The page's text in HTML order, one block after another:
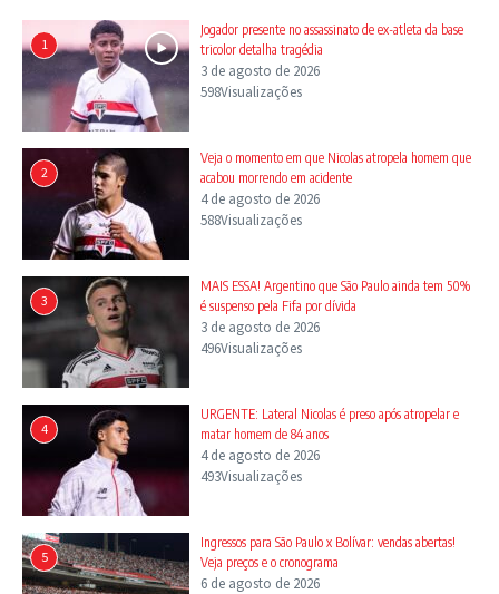
1
Jogador presente no assassinato de ex-atleta da base
tricolor detalha tragédia
3 de agosto de 2026
598Visualizações
2
Veja o momento em que Nicolas atropela homem que
acabou morrendo em acidente
4 de agosto de 2026
588Visualizações
3
MAIS ESSA! Argentino que São Paulo ainda tem 50%
é suspenso pela Fifa por dívida
3 de agosto de 2026
496Visualizações
4
URGENTE: Lateral Nicolas é preso após atropelar e
matar homem de 84 anos
4 de agosto de 2026
493Visualizações
5
Ingressos para São Paulo x Bolívar: vendas abertas!
Veja preços e o cronograma
6 de agosto de 2026